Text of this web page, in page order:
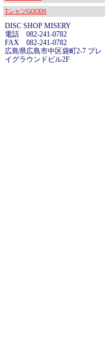
TシャツGOODS
DISC SHOP MISERY
電話 082-241-0782
FAX 082-241-0782
広島県広島市中区袋町2-7 プレ
イグラウンドビル2F